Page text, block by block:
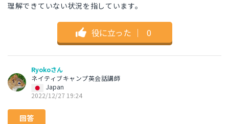
理解できていない状況を指しています。
役に立った ｜ 0
Ryokoさん
ネイティブキャンプ英会話講師
Japan
2022/12/27 19:24
回答